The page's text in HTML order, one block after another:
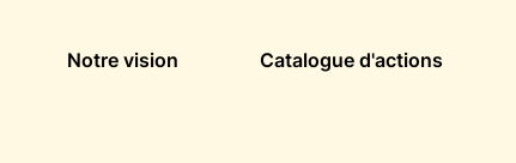
Notre vision Catalogue d'actions